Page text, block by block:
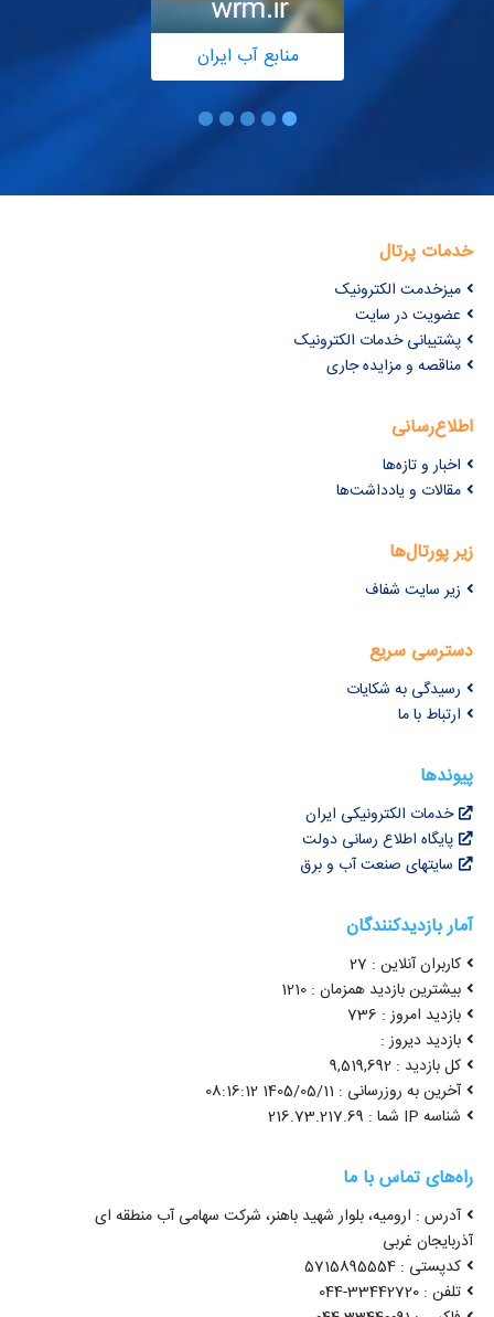
منابع آب ایران
خدمات پرتال
میزخدمت الکترونیک
عضویت در سایت
پشتیبانی خدمات الکترونیک
مناقصه و مزایده جاری
اطلاع‌رسانی
اخبار و تازه‌ها
مقالات و یادداشت‌ها
زیر پورتال‌ها
زیر سایت شفاف
دسترسی سریع
رسیدگی به شکایات
ارتباط با ما
پیوندها
خدمات الکترونیکی ایران
پایگاه اطلاع رسانی دولت
سایتهای صنعت آب و برق
آمار بازدیدکنندگان
کاربران آنلاین : 27
بیشترین بازدید همزمان : 1210
بازدید امروز : 736
بازدید دیروز :
کل بازدید : 9,519,692
آخرین به روزرسانی : 1405/05/11 08:16:12
شناسه IP شما : 216.73.217.69
راه‌های تماس با ما
آدرس : ارومیه، بلوار شهید باهنر، شرکت سهامی آب منطقه ای
آذربایجان غربی
کدپستی : 5715895554
تلفن : 33442720-044